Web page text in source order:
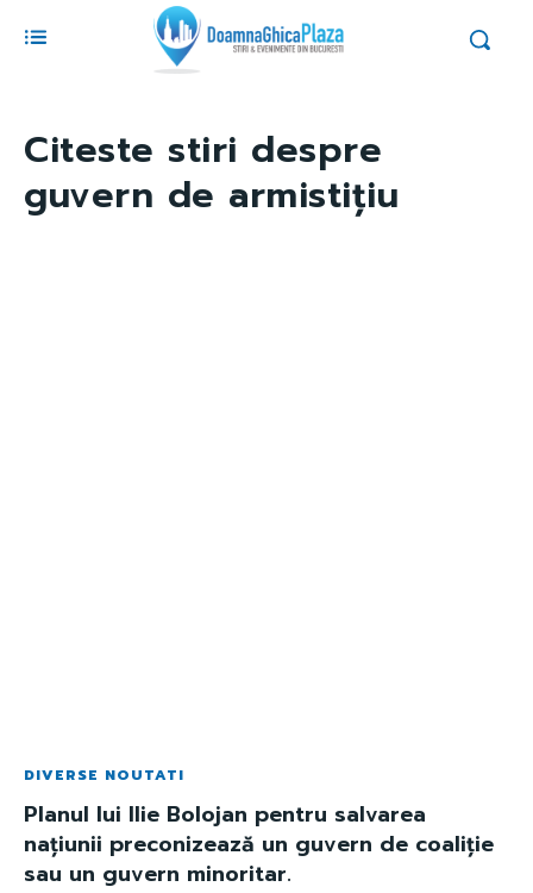
Citeste stiri despre
guvern de armistițiu
DIVERSE NOUTATI
Planul lui Ilie Bolojan pentru salvarea
națiunii preconizează un guvern de coaliție
sau un guvern minoritar.